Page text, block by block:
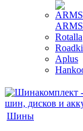
Rotalla
Aplus
Шины